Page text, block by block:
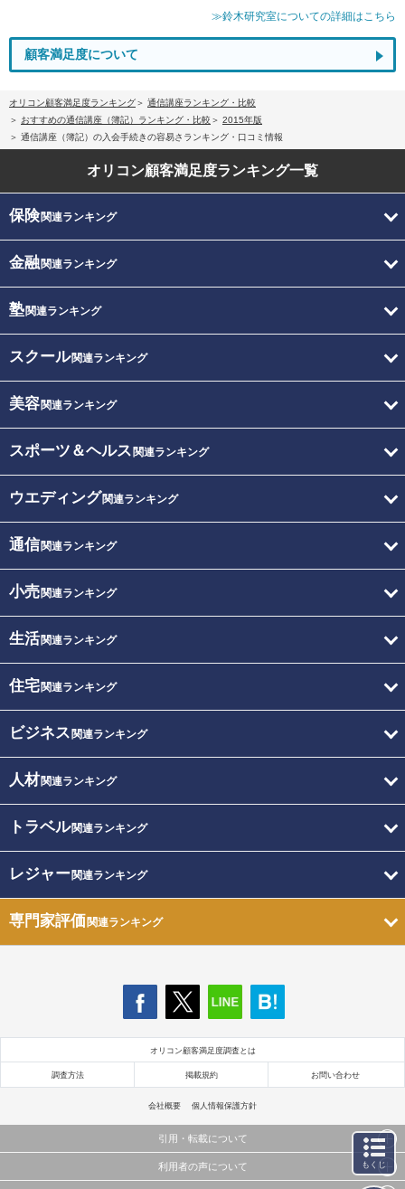
≫鈴木研究室についての詳細はこちら
顧客満足度について
オリコン顧客満足度ランキング
通信講座ランキング・比較
おすすめの通信講座（簿記）ランキング・比較
2015年版
通信講座（簿記）の入会手続きの容易さランキング・口コミ情報
オリコン顧客満足度ランキング一覧
保険関連ランキング
金融関連ランキング
塾関連ランキング
スクール関連ランキング
美容関連ランキング
スポーツ＆ヘルス 関連ランキング
ウエディング関連ランキング
通信関連ランキング
小売関連ランキング
生活関連ランキング
住宅関連ランキング
ビジネス 関連ランキング
人材関連ランキング
トラベル関連ランキング
レジャー関連ランキング
専門家評価関連ランキング
オリコン顧客満足度調査とは
調査方法 掲載規約 お問い合わせ
会社概要 個人情報保護方針
引用・転載について
当サイトで公開されている情報（文字、写真、イラスト、画像データ等）及びこれらの配置・
利用者の声について もくじ